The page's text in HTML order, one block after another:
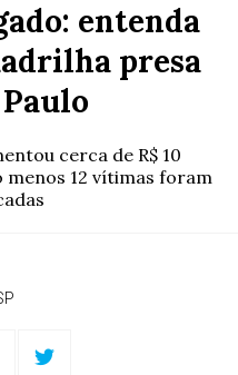
entenda
presa
cerca de R$ 10
menos 12 vítimas foram